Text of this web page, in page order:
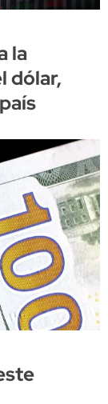
la
dólar,